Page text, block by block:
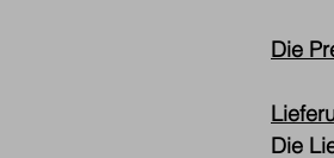
Die
Die